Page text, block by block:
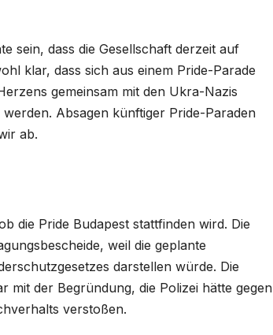
sein, dass die Gesellschaft derzeit auf
klar, dass sich aus einem Pride-Parade
gemeinsam mit den Ukra-Nazis
Absagen künftiger Pride-Paraden
ab.
die Pride Budapest stattfinden wird. Die
weil die geplante
darstellen würde. Die
mit der Begründung, die Polizei hätte gegen
verstoßen.